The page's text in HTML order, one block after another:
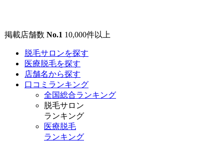
掲載店舗数 No.1 10,000件以上
脱毛サロンを探す
医療脱毛を探す
店舗名から探す
口コミランキング
全国総合ランキング
脱毛サロン
ランキング
医療脱毛
ランキング